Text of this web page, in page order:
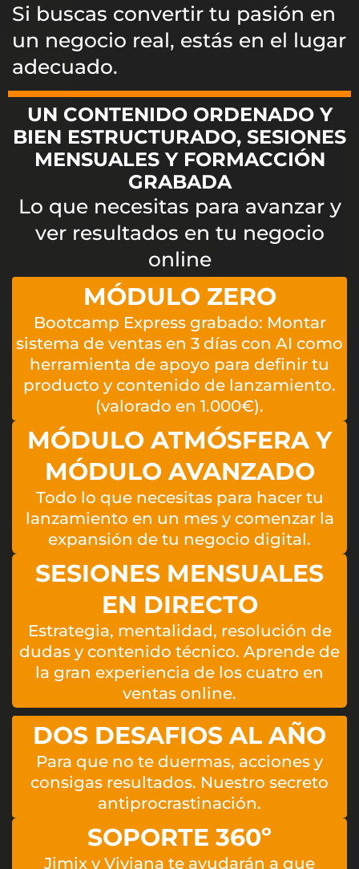
Si buscas convertir tu pasión en
un negocio real, estás en el lugar
adecuado.​
UN CONTENIDO ORDENADO Y
BIEN ESTRUCTURADO, SESIONES
MENSUALES Y FORMACCIÓN
GRABADA
Lo que necesitas para avanzar y
ver resultados en tu negocio
online
MÓDULO ZERO
Bootcamp Express grabado: Montar
sistema de ventas en 3 días con AI como
herramienta de apoyo para definir tu
producto y contenido de lanzamiento.
(valorado en 1.000€).
MÓDULO ATMÓSFERA Y
MÓDULO AVANZADO
Todo lo que necesitas para hacer tu
lanzamiento en un mes y comenzar la
expansión de tu negocio digital.
SESIONES MENSUALES
EN DIRECTO
Estrategia, mentalidad, resolución de
dudas y contenido técnico. Aprende de
la gran experiencia de los cuatro en
ventas online.
DOS DESAFIOS AL AÑO
Para que no te duermas, acciones y
consigas resultados. Nuestro secreto
antiprocrastinación.
SOPORTE 360º
Jimix y Viviana te ayudarán a que